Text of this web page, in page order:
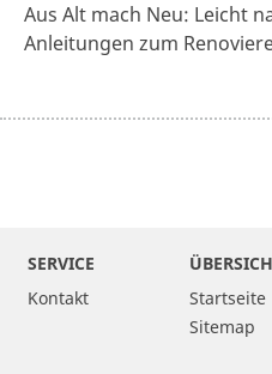
Aus Alt mach Neu: Leicht
Anleitungen zum
SERVICE
Kontakt
Startseite
Sitemap